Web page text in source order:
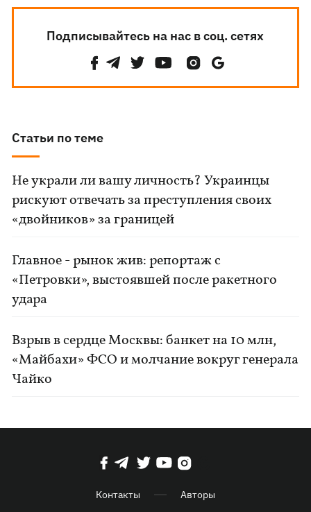
Подписывайтесь на нас в соц. сетях
Статьи по теме
Не украли ли вашу личность? Украинцы
рискуют отвечать за преступления своих
«двойников» за границей
Главное - рынок жив: репортаж с
«Петровки», выстоявшей после ракетного
удара
Взрыв в сердце Москвы: банкет на 10 млн,
«Майбахи» ФСО и молчание вокруг генерала
Чайко
Контакты Авторы